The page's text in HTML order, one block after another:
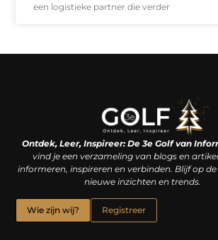
een logistieke partner die verder
Ontdek, Leer, Inspireer: De 3e Golf van
vind je een verzameling van blogs en
informeren, inspireren en verbinden. Blijf op
nieuwe inzichten en trends.
Wie zijn wij? Registreer